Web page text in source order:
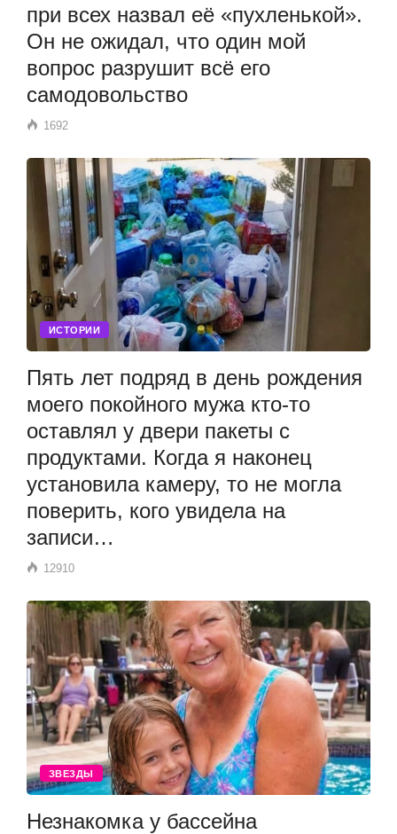
при всех назвал её «пухленькой».
Он не ожидал, что один мой
вопрос разрушит всё его
самодовольство
1692
ИСТОРИИ
Пять лет подряд в день рождения
моего покойного мужа кто-то
оставлял у двери пакеты с
продуктами. Когда я наконец
установила камеру, то не могла
поверить, кого увидела на
записи…
12910
ЗВЕЗДЫ
Незнакомка у бассейна